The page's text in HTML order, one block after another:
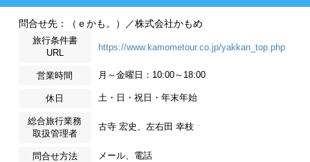
問合せ先：（ｅかも。）／株式会社かもめ
旅行条件書
URL
https://www.kamometour.co.jp/yakkan_top.php
営業時間 月～金曜日：10:00～18:00
休日 土・日・祝日・年末年始
総合旅行業務
取扱管理者
古寺 宏史、左右田 幸枝
問合せ方法 メール、電話